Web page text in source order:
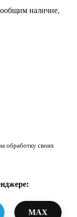
наличие,
обработку своих
MAX